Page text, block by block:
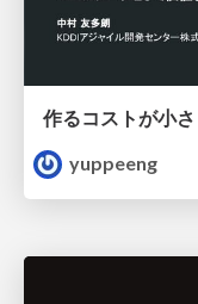
yuppeeng